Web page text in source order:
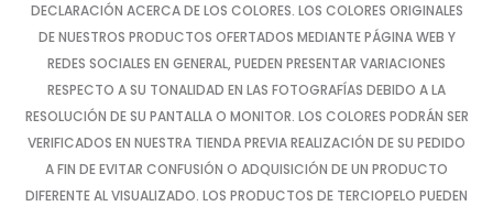
DECLARACIÓN ACERCA DE LOS COLORES. LOS COLORES ORIGINALES
DE NUESTROS PRODUCTOS OFERTADOS MEDIANTE PÁGINA WEB Y
REDES SOCIALES EN GENERAL, PUEDEN PRESENTAR VARIACIONES
RESPECTO A SU TONALIDAD EN LAS FOTOGRAFÍAS DEBIDO A LA
RESOLUCIÓN DE SU PANTALLA O MONITOR. LOS COLORES PODRÁN SER
VERIFICADOS EN NUESTRA TIENDA PREVIA REALIZACIÓN DE SU PEDIDO
A FIN DE EVITAR CONFUSIÓN O ADQUISICIÓN DE UN PRODUCTO
DIFERENTE AL VISUALIZADO. LOS PRODUCTOS DE TERCIOPELO PUEDEN